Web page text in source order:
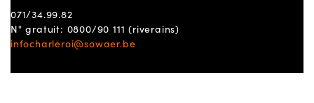
071/34.99.82
N° gratuit: 0800/90 111 (riverains)
infocharleroi@sowaer.be